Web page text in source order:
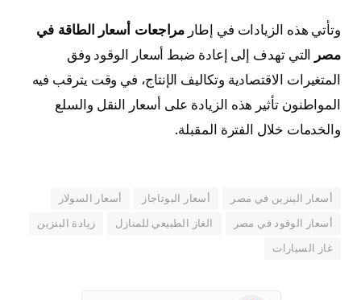
وتأتي هذه الزيادات في إطار مراجعات أسعار الطاقة في
مصر التي تهدف إلى إعادة ضبط أسعار الوقود وفق
المتغيرات الاقتصادية وتكاليف الإنتاج، في وقت يترقب فيه
المواطنون تأثير هذه الزيادة على أسعار النقل والسلع
والخدمات خلال الفترة المقبلة.
أسعار البنزين في مصر أسعار البوتاجاز أسعار السولار
أسعار الوقود في مصر الغاز الطبيعي للمنازل زيادة البنزين
غاز السيارات